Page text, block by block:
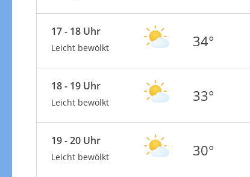
17 - 18 Uhr
Leicht bewölkt 34°
18 - 19 Uhr
Leicht bewölkt 33°
19 - 20 Uhr
Leicht bewölkt 30°